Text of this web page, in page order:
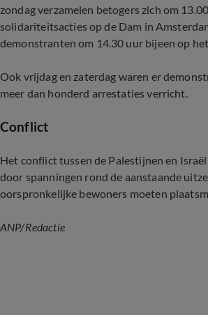
zondag verzamelen betogers zich om
solidariteitsacties op de Dam in
demonstranten om 14.30 uur bijeen op
Ook vrijdag en zaterdag waren er
meer dan honderd arrestaties verricht.
Conflict
Het conflict tussen de Palestijnen en
door spanningen rond de aanstaande
oorspronkelijke bewoners moeten
ANP/Redactie